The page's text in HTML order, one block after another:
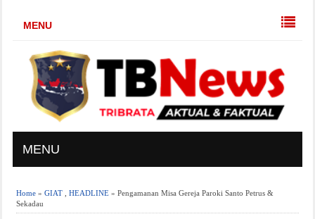
MENU
MENU
Home» GIAT, HEADLINE» Pengamanan Misa Gereja Paroki Santo Petrus &
Sekadau